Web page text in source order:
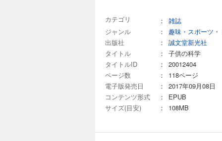
トFUN！ すこぶる
ば まんが ロジカル
念！「ビーカーくん
支える 地盤と地下
2025 受賞者発表
る 洋上浮体式太陽
どうして？ ビーカ
陸旅行」 たくさん
ング 第2回「自動
555 宇宙はドラマ
ない！生き残る技
AIにやらせよう ヘ
粒のパワー野菜 ニ
走る！ 段ボールカ
子供の科学 2025
734円 (税込)
今月の特集は「太
うなっているのか
介。新連載は小型
録はカーネーションのペー
り取りができません。 目次 まんが にゃんと！CSI 猫科学捜査班 コカトピ！ コカプレ！ [特集]どうして今の姿に
なった？ 太陽系の謎を追え！ [新連載]じぶんだけの探検ウォッチをAIでパワーアップ！ micro:bitでレッツAIプログ
ラミング 第1回 「
海のピンチを知る!?
734円 (税込)
カテゴリ ：
雑誌
ジャンル
： 趣味・スポーツ・
出版社
：
誠文堂新光社
タイトル
：
子供の科学
タイトルID
：
20012404
ページ数
：
118ページ
電子版発売日
：
2017年09月08日
コンテンツ形式
：
EPUB
サイズ(目安)
： 108MB